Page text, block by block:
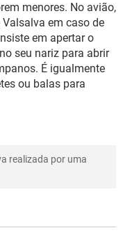
menores. No avião,
em caso de
em apertar o
seu nariz para abrir
É igualmente
ou balas para
realizada por uma